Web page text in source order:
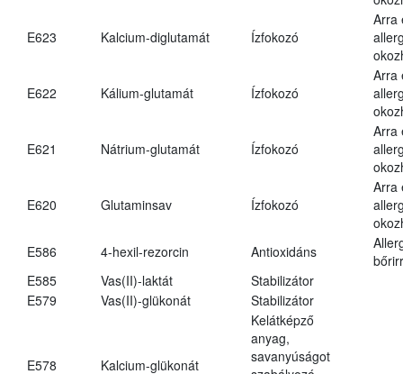
E623 Kalcium-diglutamát Ízfokozó
Arra
E622 Kálium-glutamát Ízfokozó
Arra
E621 Nátrium-glutamát Ízfokozó
Arra
E620 Glutaminsav Ízfokozó
Arra
E586
4-hexil-rezorcin Antioxidáns
E585
Vas(II)-laktát
Stabilizátor
E579
Vas(II)-glükonát Stabilizátor
E578 Kalcium-glükonát
Kelátképző
anyag,
savanyúságot